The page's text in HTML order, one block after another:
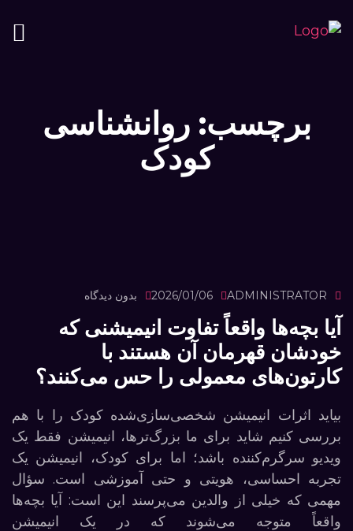
برچسب:روانشناسی
کودک
ADMINISTRATOR
2026/01/06 بدون دیدگاه
آیا بچه‌ها واقعاً تفاوت انیمیشنی که
خودشان قهرمان آن هستند با
کارتون‌های معمولی را حس می‌کنند؟
بیاید اثرات انیمیشن شخصی‌سازی‌شده کودک را با هم
بررسی کنیم شاید برای ما بزرگ‌ترها، انیمیشن فقط یک
ویدیو سرگرم‌کننده باشد؛ اما برای کودک، انیمیشن یک
تجربه احساسی، هویتی و حتی آموزشی است. سؤال
مهمی که خیلی از والدین می‌پرسند این است: آیا بچه‌ها
واقعاً متوجه می‌شوند که در یک انیمیشن